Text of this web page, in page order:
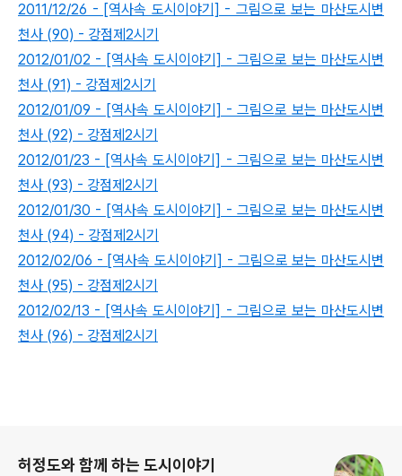
2011/12/26 - [역사속 도시이야기] - 그림으로 보는 마산도시변
천사 (90) - 강점제2시기
2012/01/02 - [역사속 도시이야기] - 그림으로 보는 마산도시변
천사 (91) - 강점제2시기
2012/01/09 - [역사속 도시이야기] - 그림으로 보는 마산도시변
천사 (92) - 강점제2시기
2012/01/23 - [역사속 도시이야기] - 그림으로 보는 마산도시변
천사 (93) - 강점제2시기
2012/01/30 - [역사속 도시이야기] - 그림으로 보는 마산도시변
천사 (94) - 강점제2시기
2012/02/06 - [역사속 도시이야기] - 그림으로 보는 마산도시변
천사 (95) - 강점제2시기
2012/02/13 - [역사속 도시이야기] - 그림으로 보는 마산도시변
천사 (96) - 강점제2시기
허정도와 함께 하는 도시이야기